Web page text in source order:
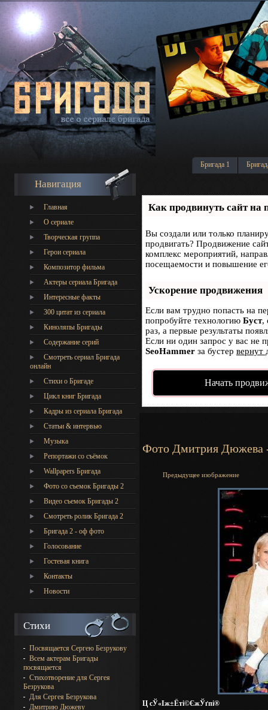
Бригада 1
Навигация
Главная
О сериале
Творческая группа
Герои сериала
Композитор фильма
Актеры сериала Бригада
Интересные факты
300 цитат из сериала
Киноляпы Бригады
Содержание серий
Смотреть сериал Бригада
онлайн
Стихи о Бригаде
Цикл книг Бригада
Кадры из сериала Бригада
Статьи & интервью
Музыка
Репортажи со съёмок
Wallpapers Бригада
Фото со съемок Бригады 2
Видео съемок Бригады 2
Cмотреть ролик Бригада 2
Бригада 2 - оф фото
Голосование
Гостевая книга
Контакты
Новости
Стихи
Посвящается Сергею Безрукову
Всем актерам Бригады
посвящается
Стихотворение для Сергея
Безрукова
Для Сергея Безрукова
Дмитрию Дюжеву
Как продвинуть сайт на
Вы создали или только
продвигать? Продвижение
комплекс мероприятий,
посещаемости и повышение
Ускорение продвижения
Если вам трудно попасть на
попробуйте технологию Буст,
раз, а первые результаты
Если ни один запрос у вас не
SeoHammer за бустер вернут
Начать
Фото Дмитрия Дюжева
Предыдущее изображение
Ц сЎ«Іж±Ёті©ЄжЎґпі®